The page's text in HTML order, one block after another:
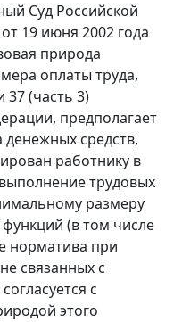
Суд Российской
19 июня 2002 года
природа
оплаты труда,
37 (часть 3)
предполагает
средств,
работнику в
трудовых
размеру
(в том числе
норматива при
связанных с
с
этого